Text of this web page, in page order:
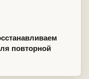
повторной